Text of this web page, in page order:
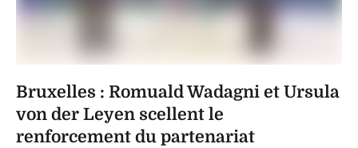
Bruxelles : Romuald Wadagni et Ursula
von der Leyen scellent le
renforcement du partenariat